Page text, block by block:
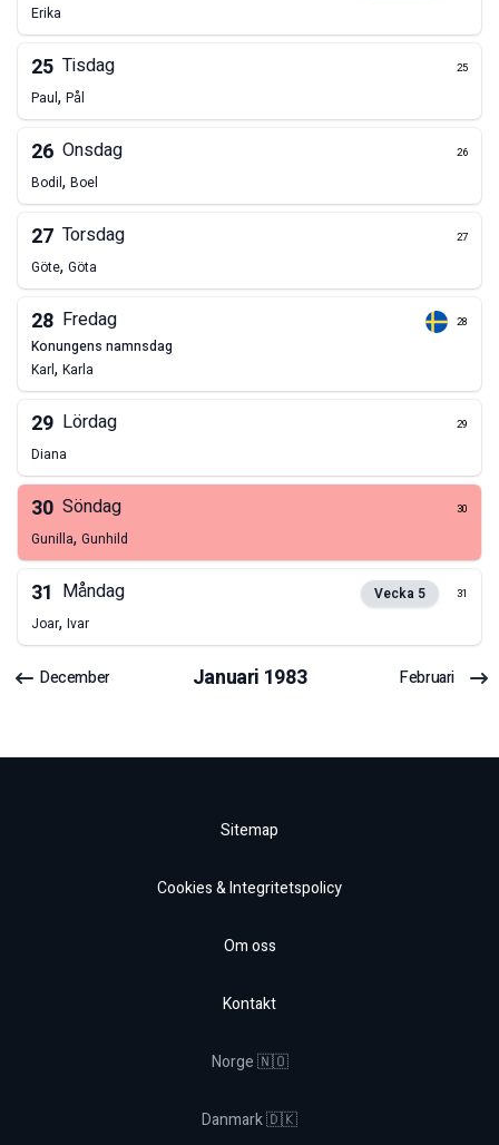
Erika
25 Tisdag 25
Paul, Pål
26 Onsdag 26
Bodil, Boel
27 Torsdag 27
Göte, Göta
28 Fredag 28
konungens namnsdag
Karl, Karla
29 Lördag 29
Diana
30 Söndag 30
Gunilla, Gunhild
31 Måndag Vecka 5 31
Joar, Ivar
December Januari 1983 Februari
Sitemap
Cookies & Integritetspolicy
Om oss
Kontakt
Norge 🇳🇴
Danmark 🇩🇰